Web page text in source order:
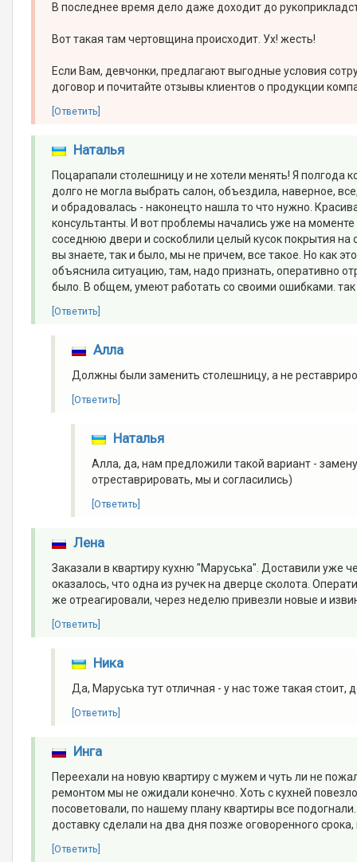
В последнее время дело даже доходит до
Вот такая там чертовщина происходит. Ух! жесть!
Если Вам, девчонки, предлагают выгодные условия
договор и почитайте отзывы клиентов о продукции
[Ответить]
Наталья
Поцарапали столешницу и не хотели менять! Я полгода
долго не могла выбрать салон, объездила, наверное,
и обрадовалась - наконецто нашла то что нужно.
консультанты. И вот проблемы начались уже на
соседнюю двери и соскоблили целый кусок покрытия на
вы знаете, так и было, мы не причем, все такое. Но как
объяснила ситуацию, там, надо признать, оперативно
было. В общем, умеют работать со своими ошибками.
[Ответить]
Алла
Должны были заменить столешницу, а не
[Ответить]
Наталья
Алла, да, нам предложили такой вариант -
отреставрировать, мы и согласились)
[Ответить]
Лена
Заказали в квартиру кухню "Маруська". Доставили уже
оказалось, что одна из ручек на дверце сколота.
же отреагировали, через неделю привезли новые и
[Ответить]
Ника
Да, Маруська тут отличная - у нас тоже такая стоит,
[Ответить]
Инга
Переехали на новую квартиру с мужем и чуть ли не
ремонтом мы не ожидали конечно. Хоть с кухней
посоветовали, по нашему плану квартиры все
доставку сделали на два дня позже оговоренного
[Ответить]